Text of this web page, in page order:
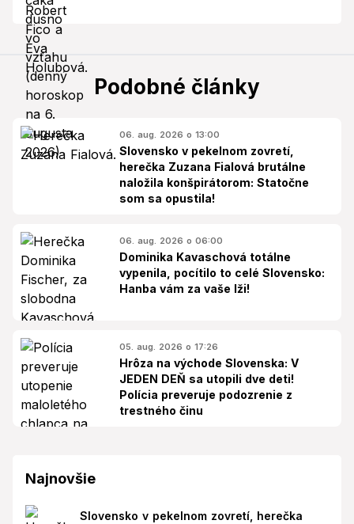
Podobné články
06. aug. 2026 o 13:00
Slovensko v pekelnom zovretí,
herečka Zuzana Fialová brutálne
naložila konšpirátorom: Statočne
som sa opustila!
06. aug. 2026 o 06:00
Dominika Kavaschová totálne
vypenila, pocítilo to celé Slovensko:
Hanba vám za vaše lži!
05. aug. 2026 o 17:26
Hrôza na východe Slovenska: V
JEDEN DEŇ sa utopili dve deti!
Polícia preveruje podozrenie z
trestného činu
Najnovšie
Slovensko v pekelnom zovretí, herečka